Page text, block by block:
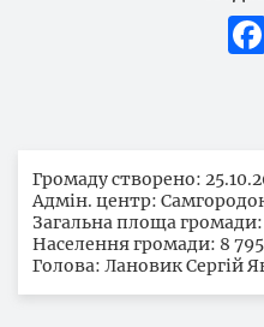
Громаду створено:
Адмін. центр:
Загальна площа
Населення громади: 8 795
Голова: Лановик Сергій